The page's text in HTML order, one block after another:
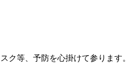
ク等、予防を心掛けて参ります。